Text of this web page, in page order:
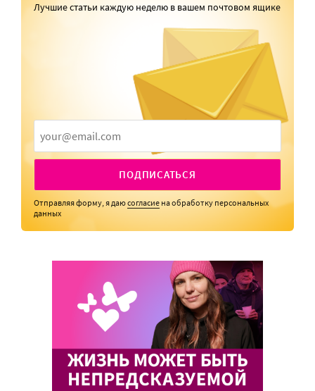
Лучшие статьи каждую неделю в вашем почтовом ящике
ПОДПИСАТЬСЯ
Отправляя форму, я даюсогласие на обработку персональных
данных